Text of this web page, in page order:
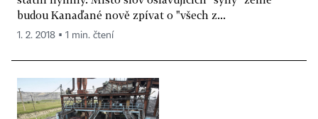
budou Kanaďané nově zpívat o "všech z...
1. 2. 2018 ▪ 1 min. čtení